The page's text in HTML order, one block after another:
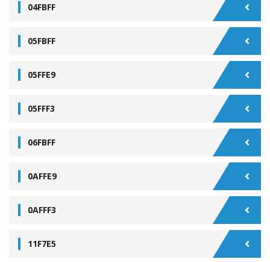
04FBFF
05FBFF
05FFE9
05FFF3
06FBFF
0AFFE9
0AFFF3
11F7E5